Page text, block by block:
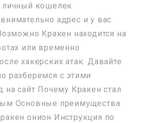
личный кошелек.
адрес и у вас
Кракен находится на
или временно
хакерских атак. Давайте
разберемся с этими
на сайт Почему Кракен стал
Основные преимущества
онион Инструкция по